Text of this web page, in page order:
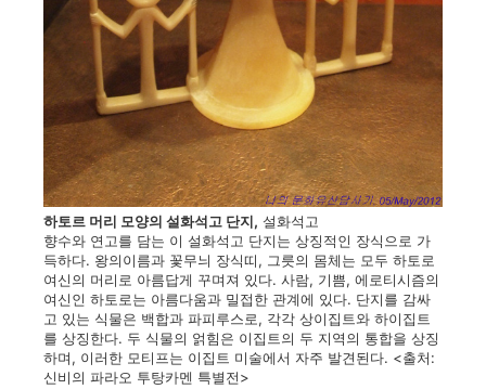
하토르 머리 모양의 설화석고 단지, 설화석고
향수와 연고를 담는 이 설화석고 단지는 상징적인 장식으로 가
득하다. 왕의이름과 꽃무늬 장식띠, 그릇의 몸체는 모두 하토로
여신의 머리로 아름답게 꾸며져 있다. 사람, 기쁨, 에로티시즘의
여신인 하토로는 아름다움과 밀접한 관계에 있다. 단지를 감싸
고 있는 식물은 백합과 파피루스로, 각각 상이집트와 하이집트
를 상징한다. 두 식물의 얽힘은 이집트의 두 지역의 통합을 상징
하며, 이러한 모티프는 이집트 미술에서 자주 발견된다. <출처:
신비의 파라오 투탕카멘 특별전>